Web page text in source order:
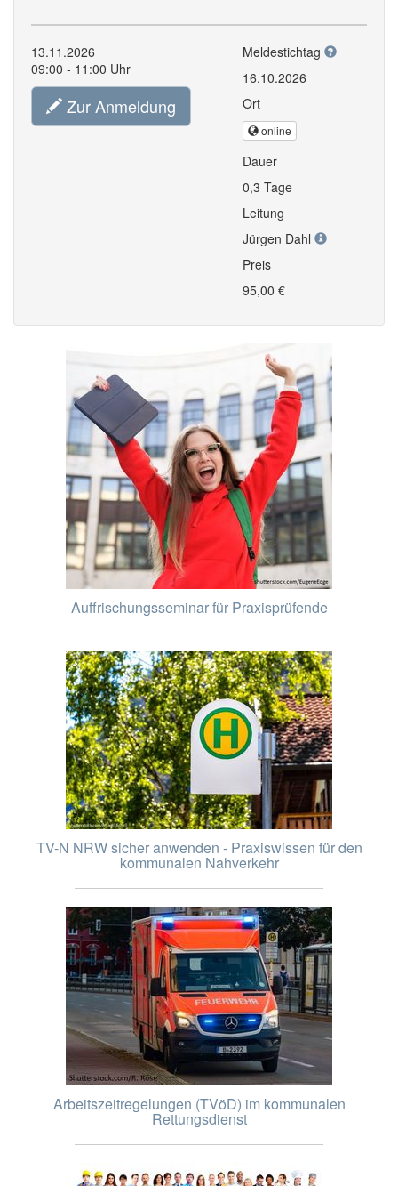
13.11.2026
09:00 - 11:00 Uhr
Zur Anmeldung
Meldestichtag
16.10.2026
Ort
online
Dauer
0,3 Tage
Leitung
Jürgen Dahl
Preis
95,00 €
Auffrischungsseminar für Praxisprüfende
TV-N NRW sicher anwenden - Praxiswissen für den
kommunalen Nahverkehr
Arbeitszeitregelungen (TVöD) im kommunalen
Rettungsdienst